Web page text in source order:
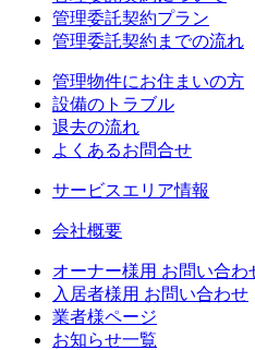
管理委託契約プラン
管理委託契約までの流れ
管理物件にお住まいの方
設備のトラブル
退去の流れ
よくあるお問合せ
サービスエリア情報
会社概要
オーナー様用 お問い合わ
入居者様用 お問い合わせ
業者様ページ
お知らせ一覧